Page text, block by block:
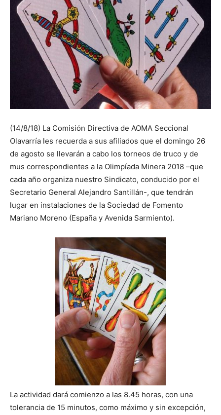
(14/8/18) La Comisión Directiva de AOMA Seccional
Olavarría les recuerda a sus afiliados que el domingo 26
de agosto se llevarán a cabo los torneos de truco y de
mus correspondientes a la Olimpíada Minera 2018 –que
cada año organiza nuestro Sindicato, conducido por el
Secretario General Alejandro Santillán-, que tendrán
lugar en instalaciones de la Sociedad de Fomento
Mariano Moreno (España y Avenida Sarmiento).
La actividad dará comienzo a las 8.45 horas, con una
tolerancia de 15 minutos, como máximo y sin excepción,